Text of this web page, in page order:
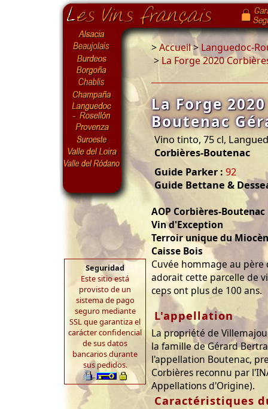
Seguridad
Este sitio está
provisto de un
sistema de pago
seguro mediante
SSL que garantiza el
carácter confidencial
de sus datos
bancarios durante
sus pedidos.
>Accueil>Languedoc-
> La Forge 2020
La Forge
Boutenac
Vino tinto, 75 cl,
Corbières-Boutenac
Guide Parker : 92
Guide Bettane &
AOP Corbières-Boutenac
Vin d'Exception
Terroir unique du
Caisse Bois
Cuvée hommage au
adorait cette parcelle de
ceps ont plus de 100 ans.
L'appellation
La propriété de
la famille de Gérard
l'appellation Boutenac,
Corbières reconnu par
Appellations d'Origine).
Caractéristiques